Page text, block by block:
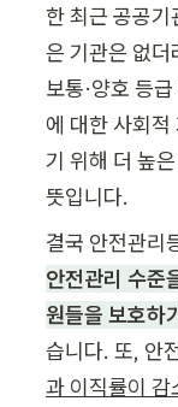
한 최근 공공기
은 기관은 없
보통·양호 등
에 대한 사회
기 위해 더 높
뜻입니다.
결국 안전관리
안전관리 수준
원들을 보호하
습니다. 또, 안
과 이직률이 감